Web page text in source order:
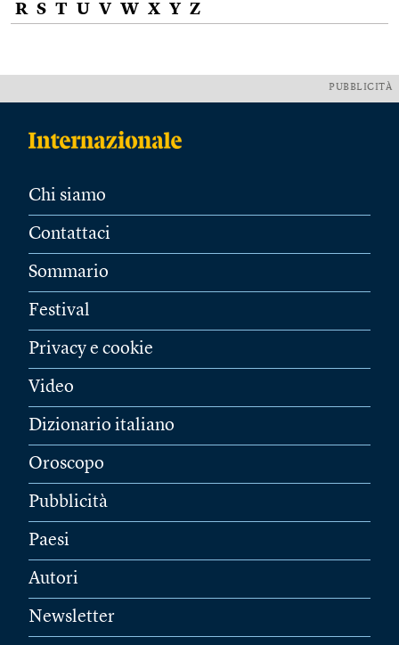
R S T U V W X Y Z
PUBBLICITÀ
Chi siamo
Contattaci
Sommario
Festival
Privacy e cookie
Video
Dizionario italiano
Oroscopo
Pubblicità
Paesi
Autori
Newsletter